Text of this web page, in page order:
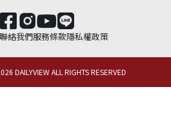
聯絡我們服務條款隱私權政策
DAILYVIEW ALL RIGHTS RESERVED